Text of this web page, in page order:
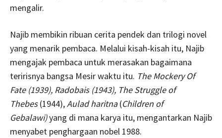
mengalir.
Najib membikin ribuan cerita pendek dan trilogi novel
yang menarik pembaca. Melalui kisah-kisah itu, Najib
mengajak pembaca untuk merasakan bagaimana
teririsnya bangsa Mesir waktu itu. The Mockery Of
Fate (1939), Radobais (1943), The Struggle of
Thebes(1944),Aulad haritna(Children of
Gebalawi)yang di mana karya itu, mengantarkan Najib
menyabet penghargaan nobel 1988.